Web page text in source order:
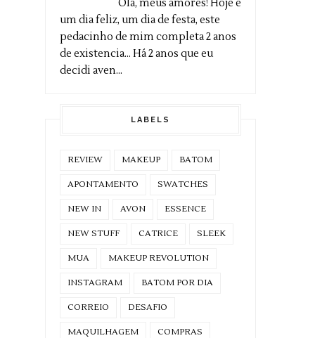
Olá, meus amores! Hoje é
um dia feliz, um dia de festa, este
pedacinho de mim completa 2 anos
de existencia... Há 2 anos que eu
decidi aven...
LABELS
REVIEW MAKEUP BATOM
APONTAMENTO SWATCHES
NEW IN AVON ESSENCE
NEW STUFF CATRICE SLEEK
MUA MAKEUP REVOLUTION
INSTAGRAM BATOM POR DIA
CORREIO DESAFIO
MAQUILHAGEM COMPRAS